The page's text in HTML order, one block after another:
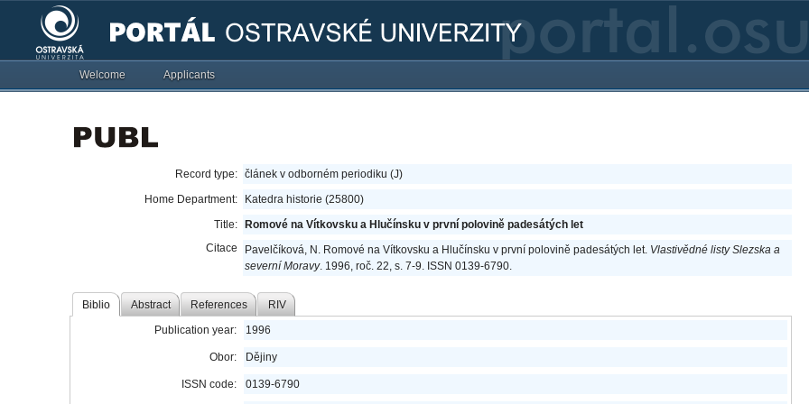
Welcome Applicants
Record type: článek v odborném periodiku (J)
Home Department:
Katedra historie (25800)
Title:
Romové na Vítkovsku a Hlučínsku v první polovině padesátých let
Citace
Pavelčíková, N. Romové na Vítkovsku a Hlučínsku v první polovině padesátých let. Vlastivědné listy Slezska a
severní Moravy. 1996, roč. 22, s. 7-9. ISSN 0139-6790.
Biblio Abstract References RIV
Publication year: 1996
Obor: Dějiny
ISSN code: 0139-6790